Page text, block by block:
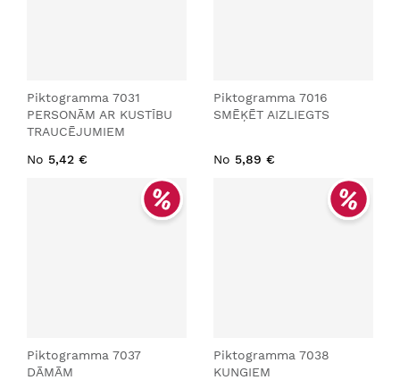
Piktogramma 7031
PERSONĀM AR KUSTĪBU
TRAUCĒJUMIEM
No 5,42 €
Piktogramma 7016
SMĒĶĒT AIZLIEGTS
No 5,89 €
Piktogramma 7037
DĀMĀM
Piktogramma 7038
KUNGIEM